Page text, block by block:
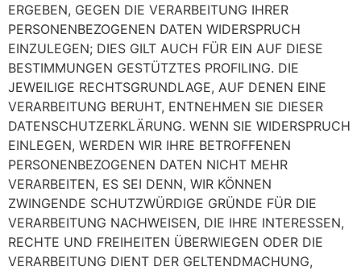
ERGEBEN, GEGEN DIE VERARBEITUNG IHRER
PERSONENBEZOGENEN DATEN WIDERSPRUCH
EINZULEGEN; DIES GILT AUCH FÜR EIN AUF DIESE
BESTIMMUNGEN GESTÜTZTES PROFILING. DIE
JEWEILIGE RECHTSGRUNDLAGE, AUF DENEN EINE
VERARBEITUNG BERUHT, ENTNEHMEN SIE DIESER
DATENSCHUTZERKLÄRUNG. WENN SIE WIDERSPRUCH
EINLEGEN, WERDEN WIR IHRE BETROFFENEN
PERSONENBEZOGENEN DATEN NICHT MEHR
VERARBEITEN, ES SEI DENN, WIR KÖNNEN
ZWINGENDE SCHUTZWÜRDIGE GRÜNDE FÜR DIE
VERARBEITUNG NACHWEISEN, DIE IHRE INTERESSEN,
RECHTE UND FREIHEITEN ÜBERWIEGEN ODER DIE
VERARBEITUNG DIENT DER GELTENDMACHUNG,